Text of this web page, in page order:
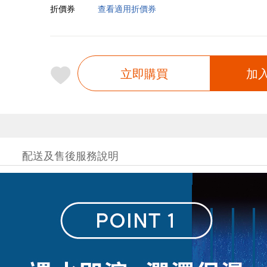
折價券 查看適用折價券
立即購買 加
配送及售後服務說明